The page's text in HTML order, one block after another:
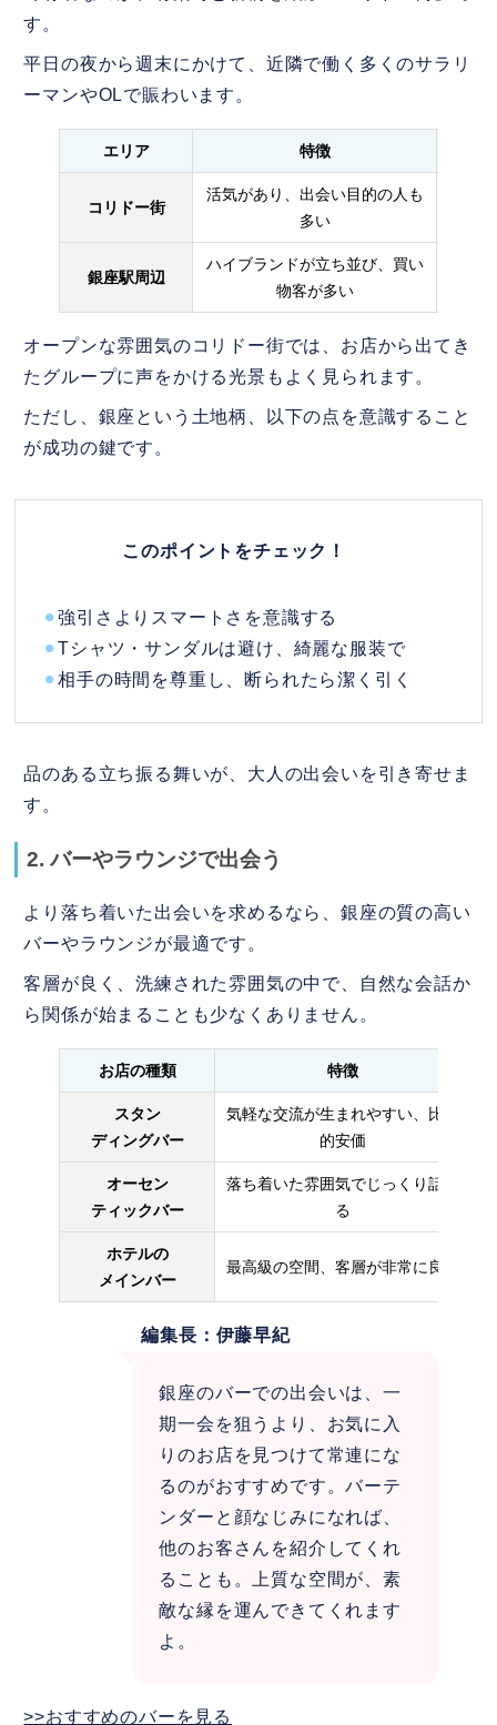
す。
平日の夜から週末にかけて、近隣で働く多くのサラリ
ーマンやOLで賑わいます。
エリア 特徴
コリドー街
活気があり、出会い目的の人も
多い
銀座駅周辺
ハイブランドが立ち並び、買い
物客が多い
オープンな雰囲気のコリドー街では、お店から出てき
たグループに声をかける光景もよく見られます。
ただし、銀座という土地柄、以下の点を意識すること
が成功の鍵です。
このポイントをチェック！
⚫︎強引さよりスマートさを意識する
⚫︎Tシャツ・サンダルは避け、綺麗な服装で
⚫︎相手の時間を尊重し、断られたら潔く引く
品のある立ち振る舞いが、大人の出会いを引き寄せま
す。
2. バーやラウンジで出会う
より落ち着いた出会いを求めるなら、銀座の質の高い
バーやラウンジが最適です。
客層が良く、洗練された雰囲気の中で、自然な会話か
ら関係が始まることも少なくありません。
お店の種類 特徴
スタン
ディングバー
気軽な交流が生まれやすい、比較
的安価
オーセン
ティックバー
落ち着いた雰囲気でじっくり話せ
る
ホテルの
メインバー
最高級の空間、客層が非常に良い
編集長：伊藤早紀
銀座のバーでの出会いは、一
期一会を狙うより、お気に入
りのお店を見つけて常連にな
るのがおすすめです。バーテ
ンダーと顔なじみになれば、
他のお客さんを紹介してくれ
ることも。上質な空間が、素
敵な縁を運んできてくれます
よ。
>>おすすめのバーを見る